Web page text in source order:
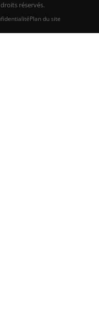
réservés.
Plan du site